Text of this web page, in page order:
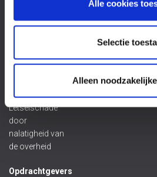
Alle cookies
Selectie
Alleen
beroepsziekte
Letselschade
Letselschade
door een
product
Letselschade
door
nalatigheid van
de overheid
Opdrachtgevers